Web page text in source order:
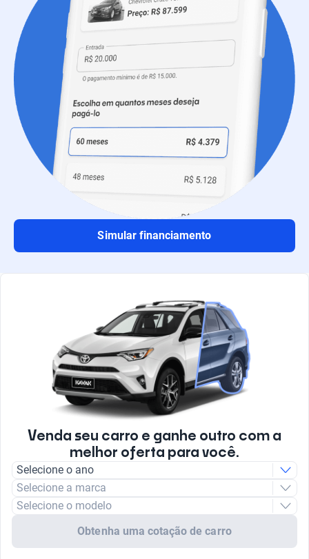
Simular financiamento
Venda seu carro e ganhe outro com a
melhor oferta para você.
Selecione o ano
Selecione a marca
Selecione o modelo
Obtenha uma cotação de carro